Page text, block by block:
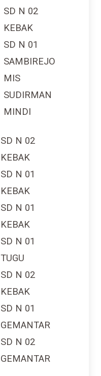
SD N 02
KEBAK
SD N 01
SAMBIREJO
MIS
SUDIRMAN
MINDI
SD N 02
KEBAK
SD N 01
KEBAK
SD N 01
KEBAK
SD N 01
TUGU
SD N 02
KEBAK
SD N 01
GEMANTAR
SD N 02
GEMANTAR